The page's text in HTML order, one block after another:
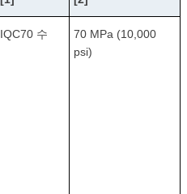
IQC70 수
70 MPa (10,000
psi)